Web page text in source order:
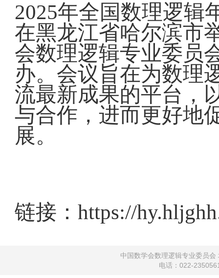
2025年全国数理逻辑
在黑龙江省哈尔滨市
会数理逻辑专业委员
办。会议旨在为数理
流最新成果的平台，
与合作，进而更好地
展。
链接： https://
中国数学会数理逻辑专业委员
电话：022-